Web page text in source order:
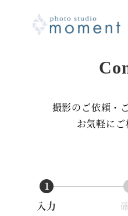
撮影のご依頼・
お気軽に
1
入力